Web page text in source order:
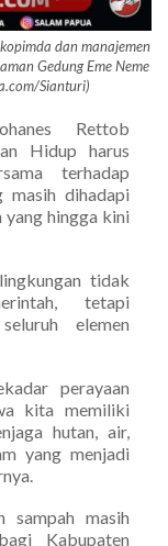
dan manajemen
Gedung Eme Neme
Sianturi)
Rettob
Hidup harus
terhadap
masih dihadapi
yang hingga kini
tidak
tetapi
elemen
perayaan
kita memiliki
hutan, air,
yang menjadi
sampah masih
Kabupaten